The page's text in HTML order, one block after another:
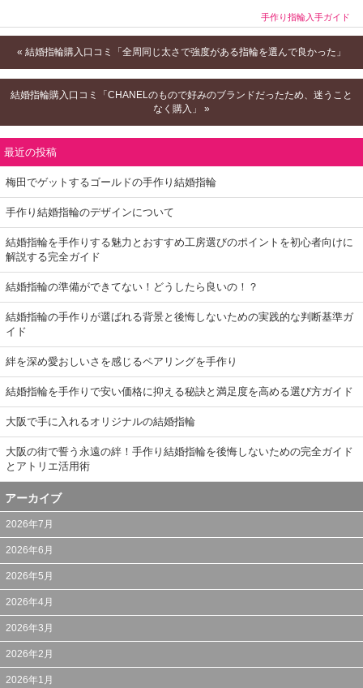
手作り指輪入手ガイド
« 結婚指輪購入口コミ「全周同じ太さで強度がある指輪を選んで良かった」
結婚指輪購入口コミ「CHANELのもので好みのブランドだったため、迷うこと
なく購入」 »
最近の投稿
梅田でゲットするゴールドの手作り結婚指輪
手作り結婚指輪のデザインについて
結婚指輪を手作りする魅力とおすすめ工房選びのポイントを初心者向けに
解説する完全ガイド
結婚指輪の準備ができてない！どうしたら良いの！？
結婚指輪の手作りが選ばれる背景と後悔しないための実践的な判断基準ガ
イド
絆を深め愛おしいさを感じるペアリングを手作り
結婚指輪を手作りで安い価格に抑える秘訣と満足度を高める選び方ガイド
大阪で手に入れるオリジナルの結婚指輪
大阪の街で誓う永遠の絆！手作り結婚指輪を後悔しないための完全ガイド
とアトリエ活用術
アーカイブ
2026年7月
2026年6月
2026年5月
2026年4月
2026年3月
2026年2月
2026年1月